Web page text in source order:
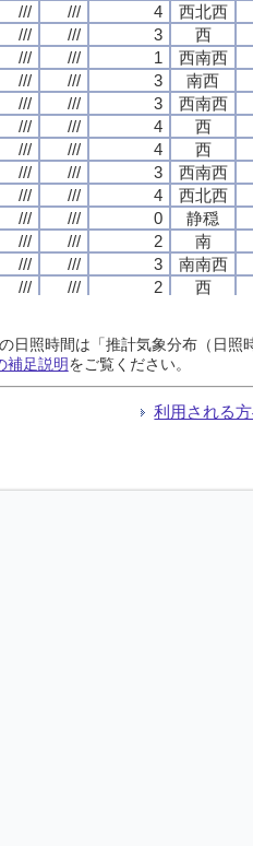
/// /// 4
西北西
/// /// 3
西
/// /// 1
西南西
/// /// 3
南西
/// /// 3
西南西
/// /// 4
西
/// /// 4
西
/// /// 3
西南西
/// /// 4
西北西
/// /// 0
静穏
/// /// 2
南
/// /// 3
南南西
/// /// 2
西
北西
/// /// 2 西南西
/// /// 4
西北西
/// /// 3
西
/// /// 1
西南西
/// /// 3
南西
/// /// 3
西南西
/// /// 4
西
/// /// 4
西
/// /// 3
西南西
/// /// 4
西北西
/// /// 0
静穏
/// /// 2
南
/// /// 3
南南西
/// /// 2
西
北西
/// /// 2 西南西
/// /// 4
西北西
/// /// 3
西
/// /// 1
西南西
/// /// 3
南西
/// /// 3
西南西
/// /// 4
西
/// /// 4
西
/// /// 3
西南西
/// /// 4
西北西
/// /// 0
静穏
/// /// 2
南
/// /// 3
南南西
/// /// 2
西
北西
/// /// 2 西南西
/// /// 4
西北西
/// /// 3
西
/// /// 1
西南西
/// /// 3
南西
/// /// 3
西南西
/// /// 4
西
/// /// 4
西
/// /// 3
西南西
/// /// 4
西北西
/// /// 0
静穏
/// /// 2
南
/// /// 3
南南西
/// /// 2
西
北西
/// /// 2 西南西
日照時間は「推計気象分布（日
補足説明をご覧ください。
利用される